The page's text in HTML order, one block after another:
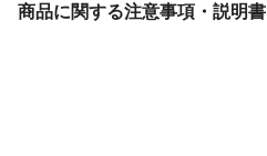
商品に関する注意事項・説明書